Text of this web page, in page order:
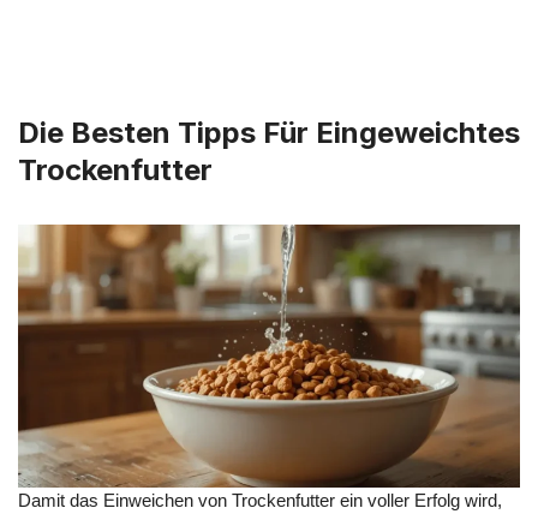
Die Besten Tipps Für Eingeweichtes
Trockenfutter
Damit das Einweichen von Trockenfutter ein voller Erfolg wird,